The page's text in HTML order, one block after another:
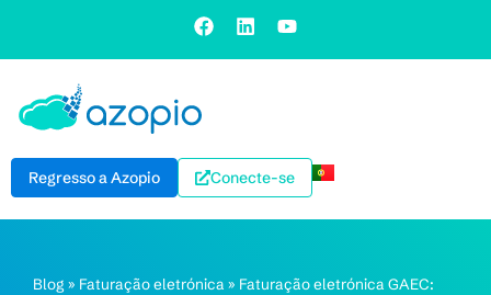
Regresso a Azopio Conecte-se
Blog » Faturação eletrónica » Faturação eletrónica GAEC: